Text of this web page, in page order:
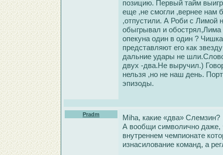
позицию. Первый тайм
еще ,не смогли ,вернее нам
,отпустили. А Роби с Лимой
обыгрывал и обострял,Лима
опекуна один в один ?
представляют его как
дальние удары не
двух -два.Не выручил.)
нельзя ,но не наш день.
эпизоды.
Pradm
Miha, какие «два» Слемзин?
А вообщи символично даже,
внутреннем чемпионате
изнасилование команд, а